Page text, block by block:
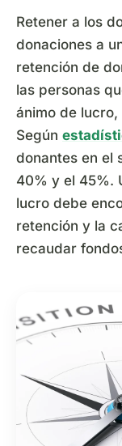
Retener a los
donaciones a
retención de
las personas
ánimo de
Según
donantes en el
40% y el 45%.
lucro debe
retención y la
recaudar